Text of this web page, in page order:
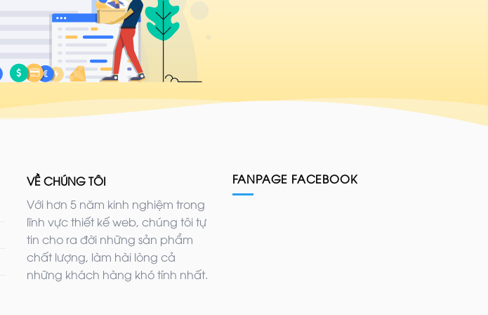
VỀ CHÚNG TÔI
Với hơn 5 năm kinh nghiệm trong
lĩnh vực thiết kế web, chúng tôi tự
tin cho ra đời những sản phẩm
chất lượng, làm hài lòng cả
những khách hàng khó tính nhất.
FANPAGE FACEBOOK